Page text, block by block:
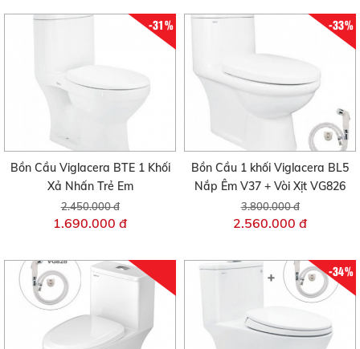
-31%
Bồn Cầu Viglacera BTE 1 Khối
Xả Nhấn Trẻ Em
2.450.000 đ
1.690.000 đ
-33%
Bồn Cầu 1 khối Viglacera BL5
Nắp Êm V37 + Vòi Xịt VG826
3.800.000 đ
2.560.000 đ
-34%